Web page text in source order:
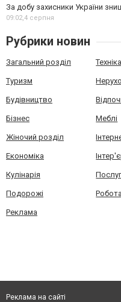
За добу захисники України
09:02,4 серпня
Рубрики новин
Загальний розділ Техніка
Туризм
Будівництво
Бізнес Меблі
Жіночий розділ
Економіка
Кулінарія
Подорожі Робота
Реклама
Реклама на сайті